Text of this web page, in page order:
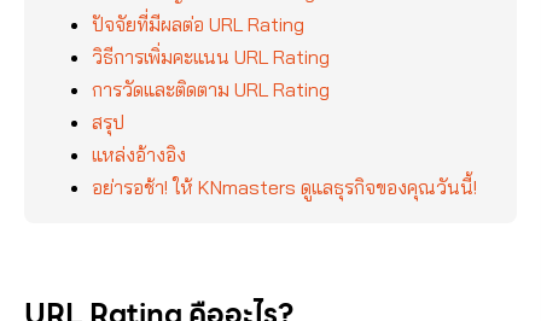
ปัจจัยที่มีผลต่อ URL Rating
วิธีการเพิ่มคะแนน URL Rating
การวัดและติดตาม URL Rating
สรุป
แหล่งอ้างอิง
อย่ารอช้า! ให้ KNmasters ดูแลธุรกิจของคุณวันนี้!